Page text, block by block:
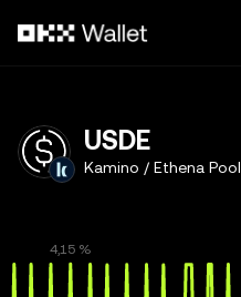
USDE
Kamino / Ethena Pool